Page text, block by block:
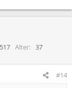
Alter
37
#14